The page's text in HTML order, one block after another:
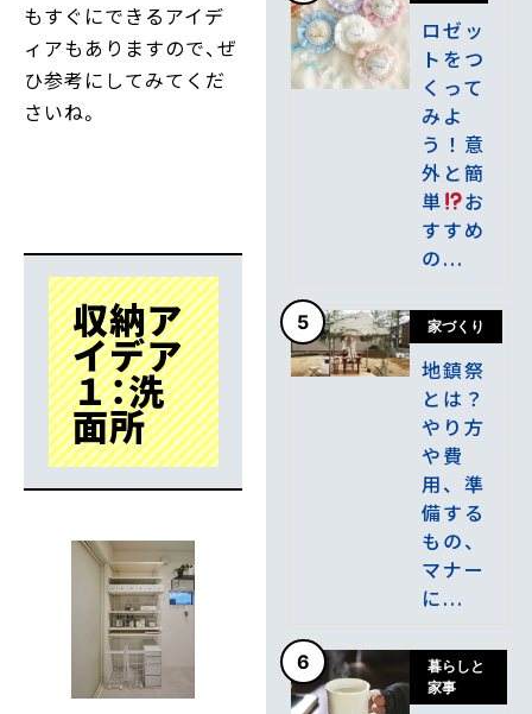
もすぐにできるアイデ
ィアもありますので、ぜ
ひ参考にしてみてくだ
さいね。
収納ア
イデア
１：洗
面所
ロゼッ
トをつ
くって
みよ
う！意
外と簡
単
お
すすめ
の...
5 家づくり
地鎮祭
とは？
やり方
や費
用、準
備する
もの、
マナー
に...
6
暮らしと
家事